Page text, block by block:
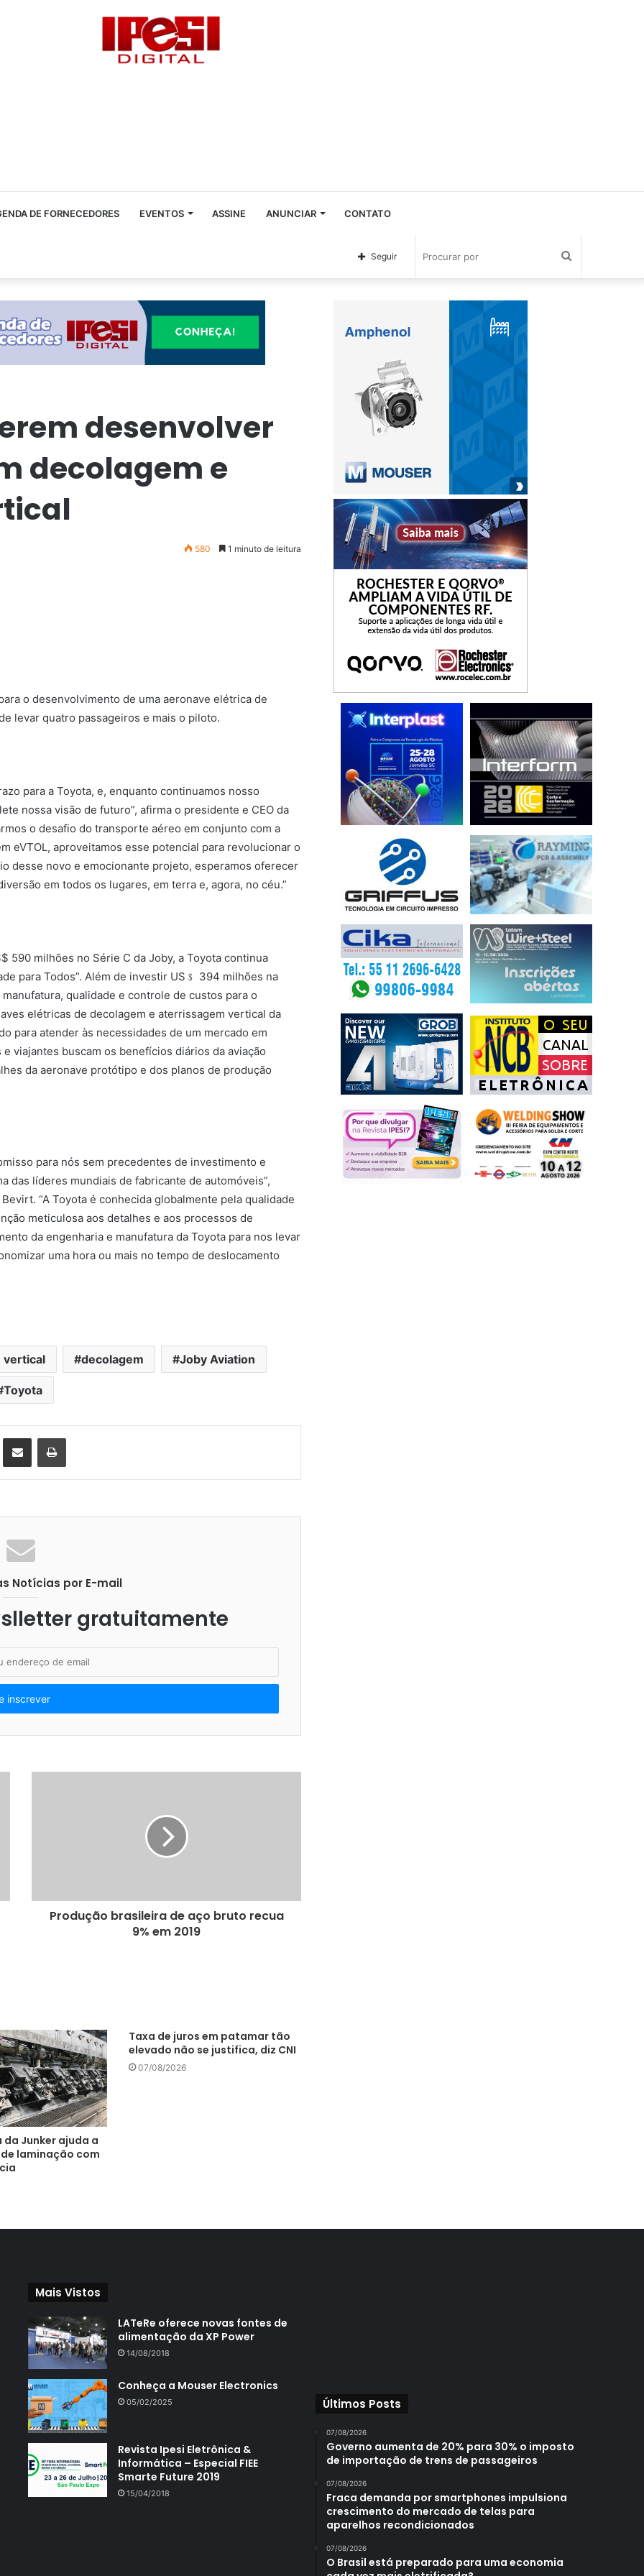
DE FORNECEDORES EVENTOS ASSINE ANUNCIAR CONTATO
Seguir
desenvolver
decolagem e
580 1 minuto de leitura
o desenvolvimento de uma aeronave elétrica de
levar quatro passageiros e mais o piloto.
para a Toyota, e, enquanto continuamos nosso
nossa visão de futuro”, afirma o presidente e CEO da
o desafio do transporte aéreo em conjunto com a
eVTOL, aproveitamos esse potencial para revolucionar o
desse novo e emocionante projeto, esperamos oferecer
em todos os lugares, em terra e, agora, no céu.”
590 milhões no Série C da Joby, a Toyota continua
para Todos”. Além de investir US﹩ 394 milhões na
qualidade e controle de custos para o
elétricas de decolagem e aterrissagem vertical da
para atender às necessidades de um mercado em
viajantes buscam os benefícios diários da aviação
da aeronave protótipo e dos planos de produção
para nós sem precedentes de investimento e
das líderes mundiais de fabricante de automóveis”,
“A Toyota é conhecida globalmente pela qualidade
meticulosa aos detalhes e aos processos de
da engenharia e manufatura da Toyota para nos levar
uma hora ou mais no tempo de deslocamento
vertical decolagem Joby Aviation
Toyota
Notícias por E-mail
gratuitamente
Produção brasileira de aço bruto recua
9% em 2019
Junker ajuda a
laminação com
Taxa de juros em patamar tão
elevado não se justifica, diz CNI
07/08/2026
Mais Vistos
LATeRe oferece novas fontes de
alimentação da XP Power
14/08/2018
Conheça a Mouser Electronics
05/02/2025
Revista Ipesi Eletrônica &
Informática – Especial FIEE
Smarte Future 2019
15/04/2018
Últimos Posts
07/08/2026
Governo aumenta de 20% para 30% o imposto
de importação de trens de passageiros
07/08/2026
Fraca demanda por smartphones impulsiona
crescimento do mercado de telas para
aparelhos recondicionados
07/08/2026
O Brasil está preparado para uma economia